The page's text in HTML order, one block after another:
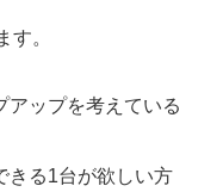
す。
アップを考えている
きる1台が欲しい方